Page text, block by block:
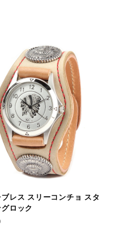
レス スリーコンチョ スタ
ロック